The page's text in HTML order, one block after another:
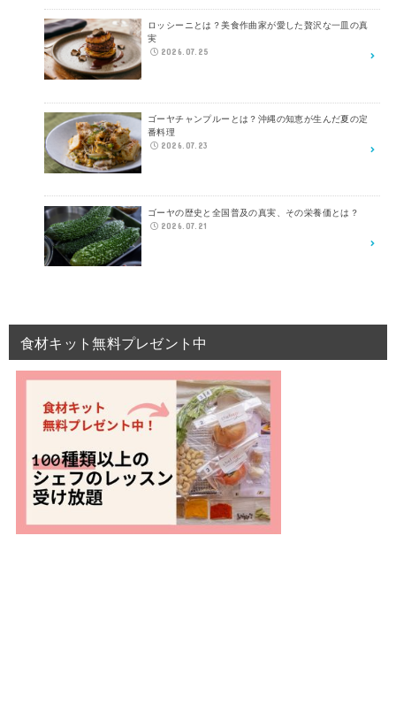
ロッシーニとは？美食作曲家が愛した贅沢な一皿の真
実
2026.07.25
ゴーヤチャンプルーとは？沖縄の知恵が生んだ夏の定
番料理
2026.07.23
ゴーヤの歴史と全国普及の真実、その栄養価とは？
2026.07.21
食材キット無料プレゼント中